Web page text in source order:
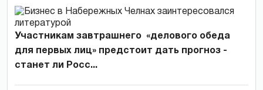
Участникам завтрашнего «делового обеда
для первых лиц» предстоит дать прогноз -
станет ли Росс...